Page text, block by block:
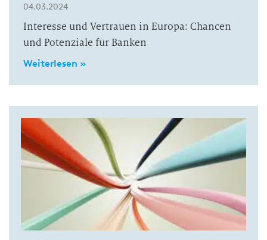
04.03.2024
Interesse und Vertrauen in Europa: Chancen
und Potenziale für Banken
Weiterlesen »